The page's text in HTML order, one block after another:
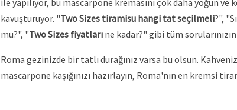
ile yapılıyor, bu mascarpone kremasını çok daha yoğun ve
kavuşturuyor. "Two Sizes tiramisu hangi tat seçilmeli?",
mu?", "Two Sizes fiyatları ne kadar?" gibi tüm
Roma gezinizde bir tatlı durağınız varsa bu olsun.
mascarpone kaşığınızı hazırlayın, Roma'nın en kremsi